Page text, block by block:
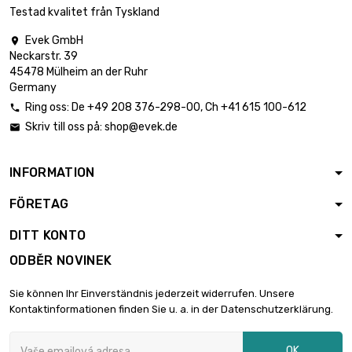
průměr : 6 x 0.5mm
délka : 1 Meter
průměr : 6 x 0.5mm
33,06 €
31,40 €
délka : 0.02 Meter
délka : 0.05 Meter
průměr : 8 x 0.5mm
3,33 €

Testad kvalitet från Tyskland

Evek GmbH
Neckarstr. 39
45478 Mülheim an der Ruhr
Germany
 Ring oss: De +49 208 376-298-00, Ch +41 615 100-612
 Skriv till oss på: shop@evek.de
INFORMATION
FÖRETAG
DITT KONTO
ODBĚR NOVINEK
Sie können Ihr Einverständnis jederzeit widerrufen. Unsere
Kontaktinformationen finden Sie u. a. in der Datenschutzerklärung.